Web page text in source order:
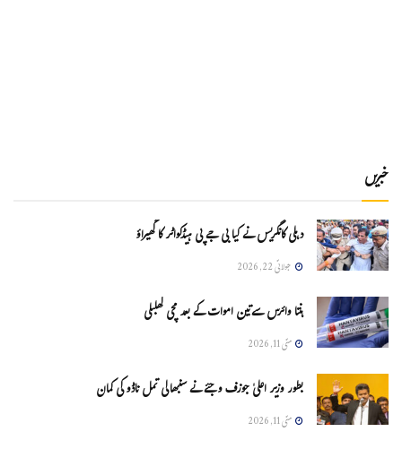
خبریں
دہلی کانگریس نے کیا بی جے پی ہیڈکواٹر کا گھیراؤ
جولائی 22, 2026
ہنتا وائرس سےتین اموات کے بعد مچی کھلبلی
مئی 11, 2026
بطور وزیر اعلیٰ جوزف وجئے نے سنبھالی تمل ناڈو کی کمان
مئی 11, 2026